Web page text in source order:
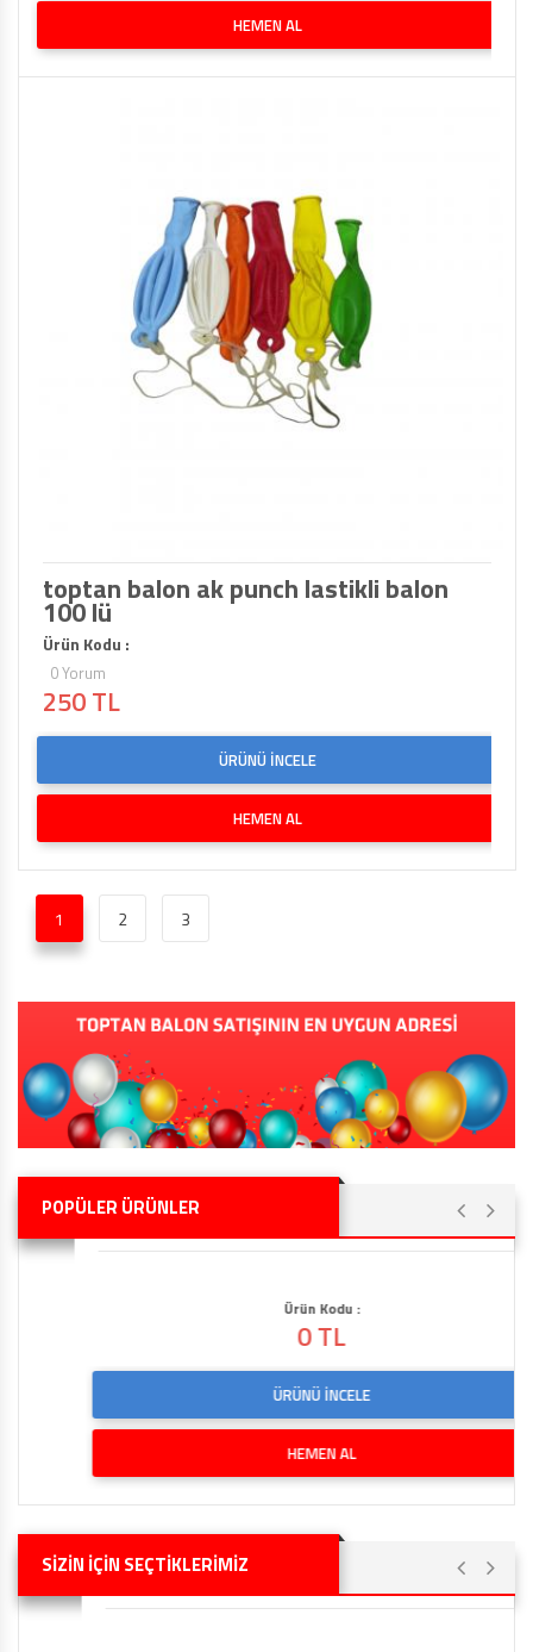
HEMEN AL
toptan balon ak punch lastikli balon
100 lü
Ürün Kodu :
0 Yorum
250 TL
ÜRÜNÜ İNCELE
HEMEN AL
1 2 3
POPÜLER ÜRÜNLER
Ürün Kodu :
ÜRÜNÜ İNCELE
HEMEN AL
SİZİN İÇİN SEÇTİKLERİMİZ